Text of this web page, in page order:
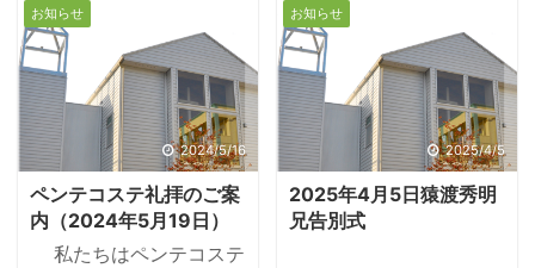
の4月に神学校を卒業
し、篠崎キリスト教会の
副牧師に就任いたしま
す。 先駆けまして、研修
でお世話になりました中
のバプテスト教会坂元俊
郎牧師をお迎えして按手
式を行いました。
10名ほどの方が参加され
ていますが、そのうち4
名はネット（zoom）で
のご参加です。目的は教
会内外の方たちと、聖書
をじっくり読み、語り合
うことです。参加費は無
料です。 現在は創世記原
お知らせ
2024/5/16
ペンテコステ礼拝のご案
内（2024年5月19日）
私たちはペンテコステ
お知らせ
2025/4/5
2025年4月5日猿渡秀明
兄告別式